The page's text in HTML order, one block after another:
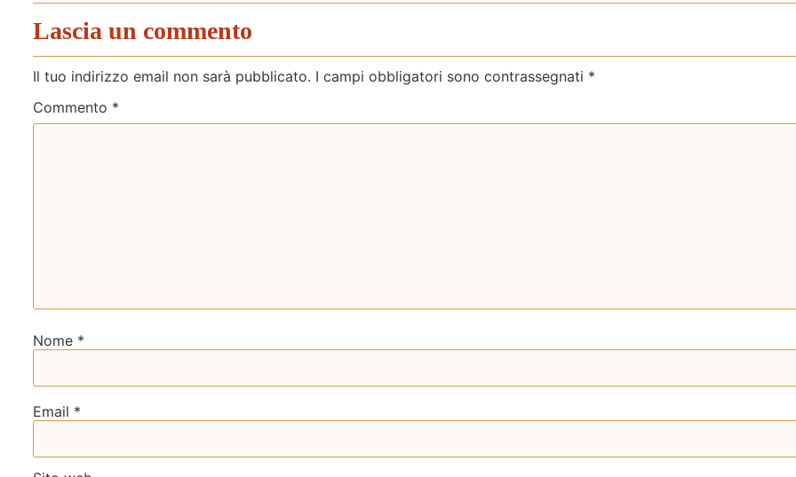
Lascia un commento
Il tuo indirizzo email non sarà pubblicato. I campi obbligatori sono contrassegnati *
Commento *
Nome *
Email *